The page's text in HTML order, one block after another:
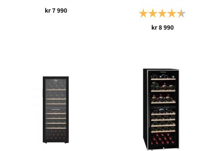
kr7 990 Betyg:
kr8 990